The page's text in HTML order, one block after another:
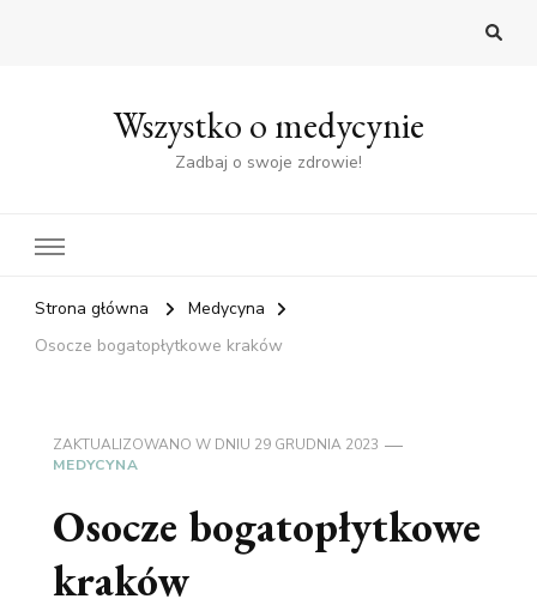
Wszystko o medycynie
Zadbaj o swoje zdrowie!
Strona główna
Medycyna
Osocze bogatopłytkowe kraków
ZAKTUALIZOWANO W DNIU 29 GRUDNIA 2023
MEDYCYNA
Osocze bogatopłytkowe
kraków